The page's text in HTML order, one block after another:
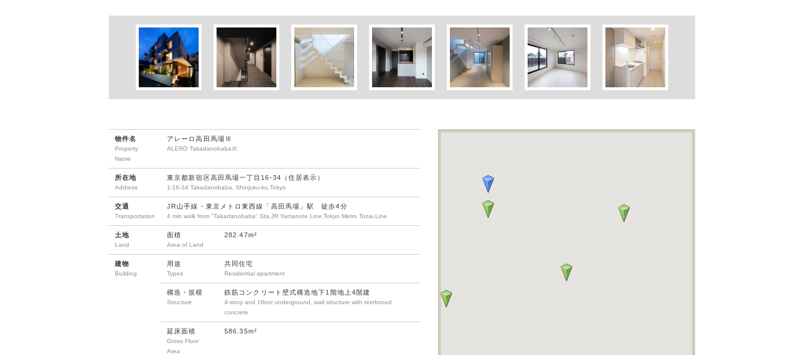
物件名
Property
Name
アレーロ高田馬場Ⅲ
ALERO TakadanobabaⅢ
所在地
Address
東京都新宿区高田馬場一丁目16-34（住居表示）
1-16-34 Takadanobaba, Shinjuku-ku,Tokyo
交通
Transportation
JR山手線・東京メトロ東西線「高田馬場」駅 徒歩4分
4 min walk from "Takadanobaba" Sta,JR Yamanote Line,Tokyo Metro Tozai Line
土地
Land
面積
Area of Land
282.47m²
建物
Building
用途
Types
共同住宅
Residential apartment
構造・規模
Structure
鉄筋コンクリート壁式構造地下1階地上4階建
4-story and 1floor underground, wall structure with reinforced
concrete
延床面積
Gross Floor
Area
586.35m²